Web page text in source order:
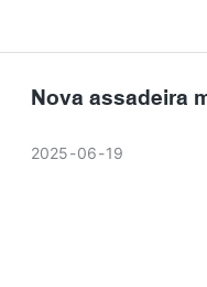
Nova assadeira
2025 06 19